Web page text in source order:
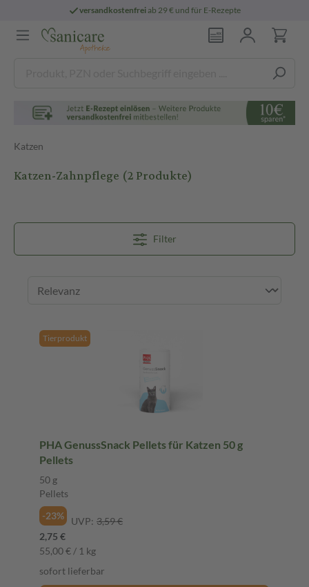
versandkostenfreiab 29 € und für E-Rezepte
Katzen
Katzen-Zahnpflege (2 Produkte)
Filter
Tierprodukt
PHA GenussSnack Pellets für Katzen 50 g
Pellets
50 g
Pellets
-23%
UVP: 3,59 €
2,75 €
55,00 € / 1 kg
sofort lieferbar